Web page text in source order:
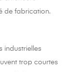
de fabrication.
industrielles
trop courtes